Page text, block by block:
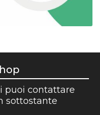
puoi contattare
sottostante